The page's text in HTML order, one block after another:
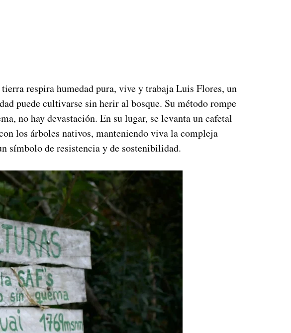
respira humedad pura, vive y trabaja Luis Flores, un
puede cultivarse sin herir al bosque. Su método rompe
no hay devastación. En su lugar, se levanta un cafetal
los árboles nativos, manteniendo viva la compleja
símbolo de resistencia y de sostenibilidad.